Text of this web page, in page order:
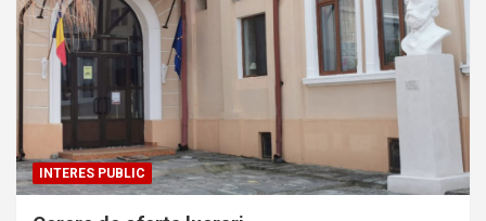
INTERES PUBLIC